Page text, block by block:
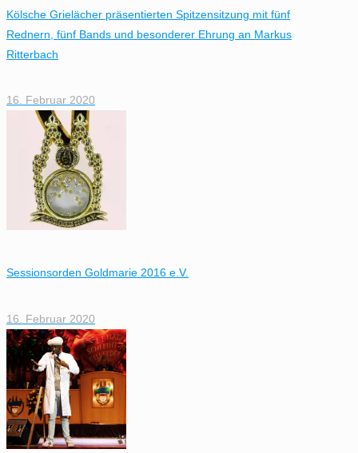
Kölsche Grielächer präsentierten Spitzensitzung mit fünf
Rednern, fünf Bands und besonderer Ehrung an Markus
Ritterbach
16. Februar 2020
Sessionsorden Goldmarie 2016 e.V.
16. Februar 2020